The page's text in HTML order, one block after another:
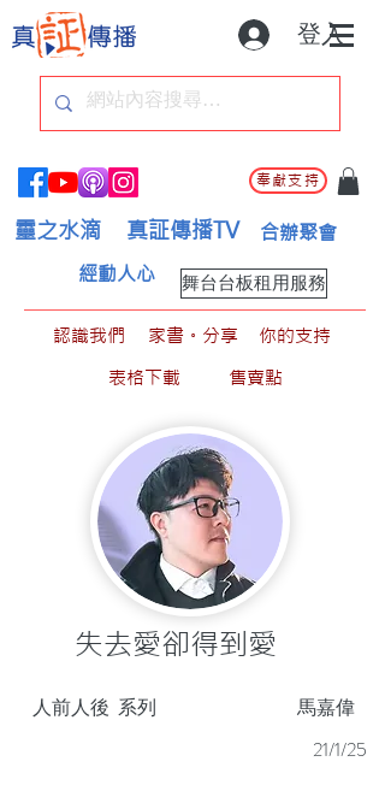
登入
奉獻支持
靈之水滴 真証傳播TV 合辦聚會
舞台台板租用服務
經動人心
認識我們 家書。分享
你的支持
表格下載
售賣點
失去愛卻得到愛
馬嘉偉
人前人後 系列
21/1/25